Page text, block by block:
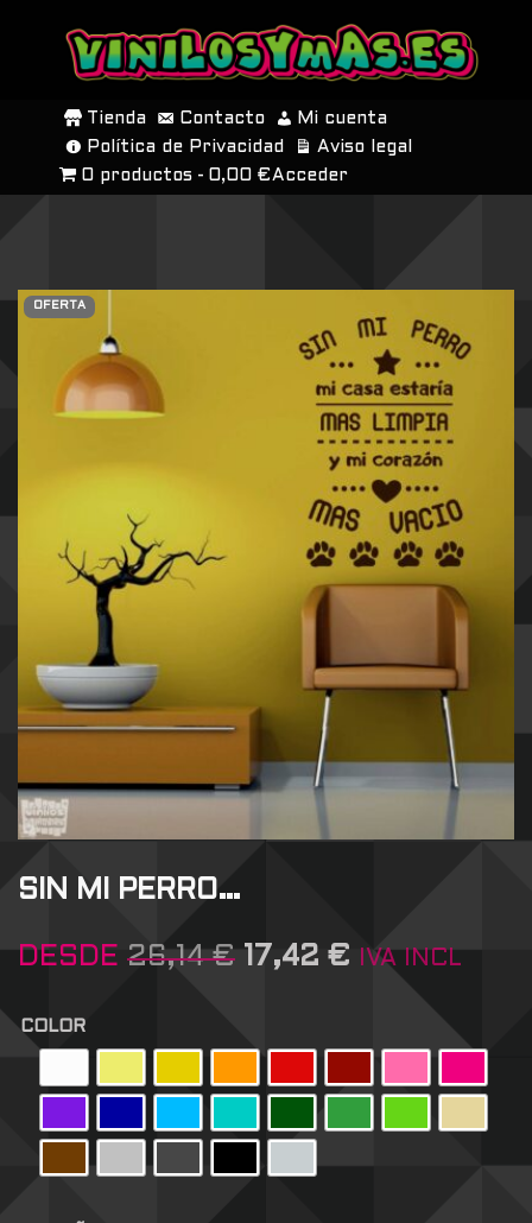
SALTAR
CONTENIDO
Tienda Contacto
Mi cuenta
Política de Privacidad
Aviso legal
0 productos
0,00 € Acceder
OFERTA
SIN MI PERRO…
DESDE 26,14€ 17,42 € IVA INCL
COLOR